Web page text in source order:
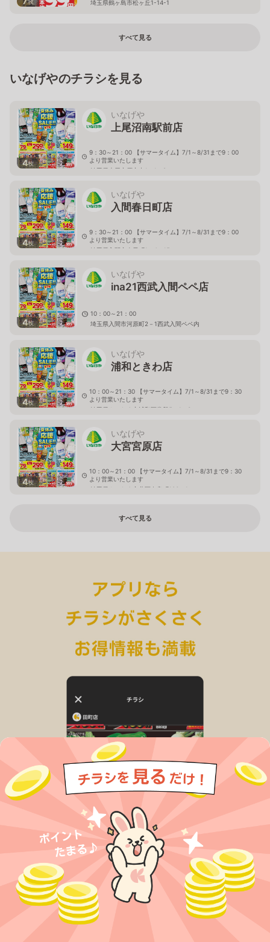
枚
埼玉県鶴ヶ島市松ヶ丘1-14-1
すべて見る
いなげやのチラシを見る
4枚
いなげや
上尾沼南駅前店
9：30～21：00 【サマータイム】7/1～8/31まで9：00
より営業いたします
埼玉県上尾市原市中1－1－8
4枚
いなげや
入間春日町店
9：30～21：00 【サマータイム】7/1～8/31まで9：00
より営業いたします
埼玉県入間市春日町1－4－15
4枚
いなげや
ina21西武入間ペペ店
10：00～21：00
埼玉県入間市河原町2－1西武入間ペペ内
4枚
いなげや
浦和ときわ店
10：00～21：30 【サマータイム】7/1～8/31まで9：30
より営業いたします
埼玉県さいたま市浦和区常盤5－1－3
4枚
いなげや
大宮宮原店
10：00～21：00 【サマータイム】7/1～8/31まで9：30
より営業いたします
埼玉県さいたま市北区奈良町106－1
すべて見る